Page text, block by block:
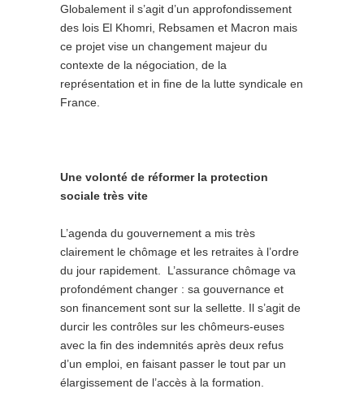
Globalement il s’agit d’un approfondissement
des lois El Khomri, Rebsamen et Macron mais
ce projet vise un changement majeur du
contexte de la négociation, de la
représentation et in fine de la lutte syndicale en
France.
Une volonté de réformer la protection
sociale très vite
L’agenda du gouvernement a mis très
clairement le chômage et les retraites à l’ordre
du jour rapidement. L’assurance chômage va
profondément changer : sa gouvernance et
son financement sont sur la sellette. Il s’agit de
durcir les contrôles sur les chômeurs-euses
avec la fin des indemnités après deux refus
d’un emploi, en faisant passer le tout par un
élargissement de l’accès à la formation.